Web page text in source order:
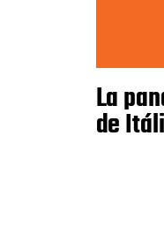
La
de